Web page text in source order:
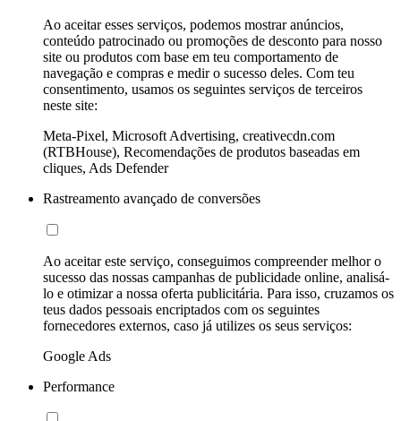
Ao aceitar esses serviços, podemos mostrar anúncios,
conteúdo patrocinado ou promoções de desconto para nosso
site ou produtos com base em teu comportamento de
navegação e compras e medir o sucesso deles. Com teu
consentimento, usamos os seguintes serviços de terceiros
neste site:
Meta-Pixel, Microsoft Advertising, creativecdn.com
(RTBHouse), Recomendações de produtos baseadas em
cliques, Ads Defender
Rastreamento avançado de conversões
Ao aceitar este serviço, conseguimos compreender melhor o
sucesso das nossas campanhas de publicidade online, analisá-
lo e otimizar a nossa oferta publicitária. Para isso, cruzamos os
teus dados pessoais encriptados com os seguintes
fornecedores externos, caso já utilizes os seus serviços:
Google Ads
Performance